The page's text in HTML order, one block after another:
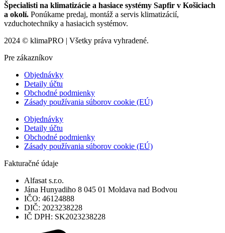
Špecialisti na klimatizácie a hasiace systémy Sapfir v Košiciach
a okolí. Ponúkame predaj, montáž a servis klimatizácií,
vzduchotechniky a hasiacich systémov.
2024 © klimaPRO | Všetky práva vyhradené.
Pre zákazníkov
Objednávky
Detaily účtu
Obchodné podmienky
Zásady používania súborov cookie (EÚ)
Objednávky
Detaily účtu
Obchodné podmienky
Zásady používania súborov cookie (EÚ)
Fakturačné údaje
Alfasat s.r.o.
Jána Hunyadiho 8 045 01 Moldava nad Bodvou
IČO: 46124888
DIČ: 2023238228
IČ DPH: SK2023238228